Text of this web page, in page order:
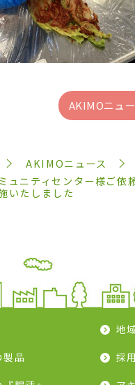
AKIMOニュ
AKIMOニュース
ュニティセンター様ご依
いたしました
製品
地
採